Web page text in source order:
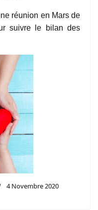
réunion en Mars de
suivre le bilan des
4 Novembre 2020